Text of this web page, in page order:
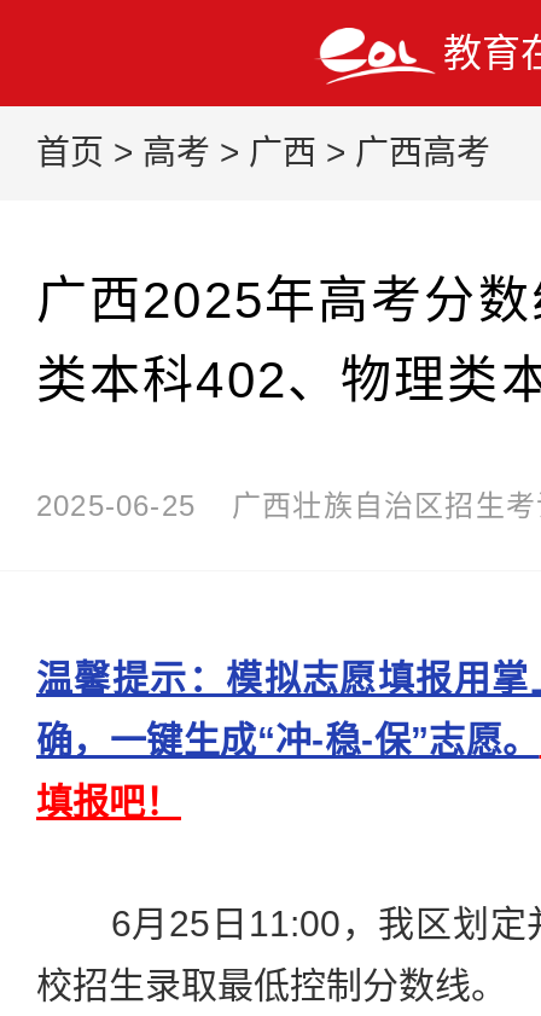
教育
首页 > 高考 > 广西 > 广西高考
广西2025年高考分
类本科402、物理类
2025-06-25 广西壮族自治区招生
温馨提示：模拟志愿填报用
确，一键生成“冲-稳-保”志愿。
填报吧！
6月25日11:00，我区划定
校招生录取最低控制分数线。